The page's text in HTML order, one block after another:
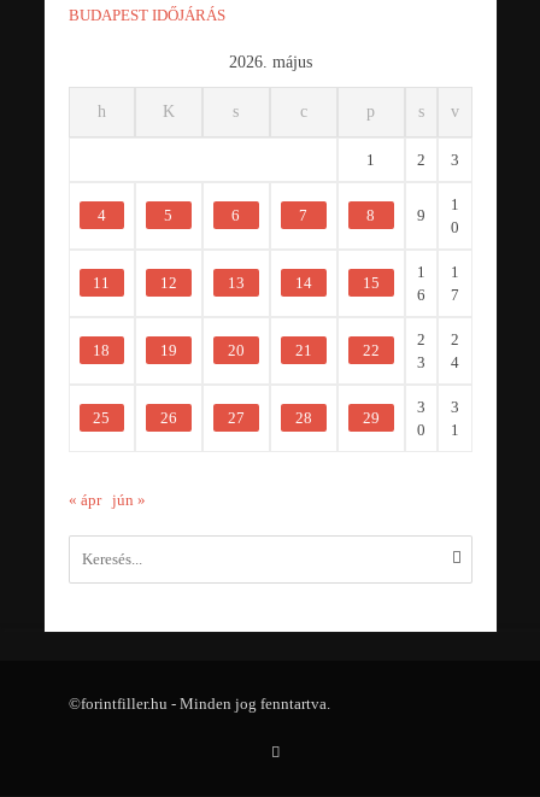
BUDAPEST IDŐJÁRÁS
2026. május
h K s c p s v
1 2 3
4 5 6 7 8 9
1
0
11 12 13 14 15
1
6
1
7
18 19 20 21 22
2
3
2
4
25 26 27 28 29
3
0
3
1
« ápr jún »
©forintfiller.hu - Minden jog fenntartva.